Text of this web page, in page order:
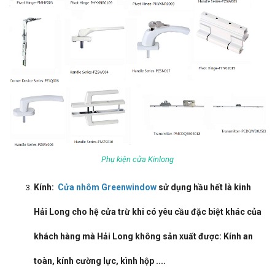
Phụ kiện cửa Kinlong
Kính: Cửa nhôm Greenwindow sử dụng hầu hết là kinh
Hải Long cho hệ cửa trừ khi có yêu cầu đặc biệt khác của
khách hàng mà Hải Long không sản xuất được: Kính an
toàn, kính cường lực, kình hộp ....